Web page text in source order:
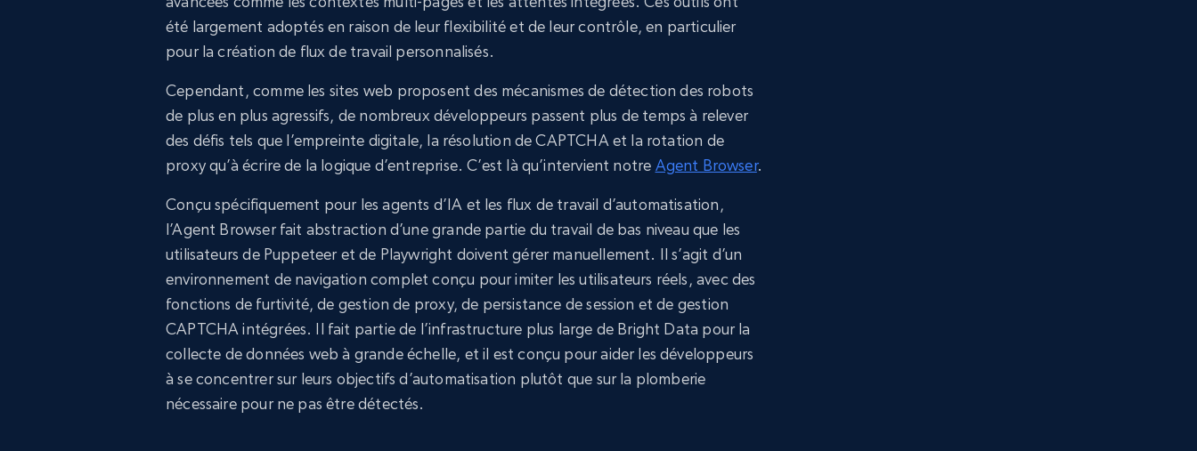
été largement adoptés en raison de leur flexibilité et de leur contrôle, en particulier
pour la création de flux de travail personnalisés.
Cependant, comme les sites web proposent des mécanismes de détection des robots
de plus en plus agressifs, de nombreux développeurs passent plus de temps à relever
des défis tels que l’empreinte digitale, la résolution de CAPTCHA et la rotation de
proxy qu’à écrire de la logique d’entreprise. C’est là qu’intervient notre Agent Browser.
Conçu spécifiquement pour les agents d’IA et les flux de travail d’automatisation,
l’Agent Browser fait abstraction d’une grande partie du travail de bas niveau que les
utilisateurs de Puppeteer et de Playwright doivent gérer manuellement. Il s’agit d’un
environnement de navigation complet conçu pour imiter les utilisateurs réels, avec des
fonctions de furtivité, de gestion de proxy, de persistance de session et de gestion
CAPTCHA intégrées. Il fait partie de l’infrastructure plus large de Bright Data pour la
collecte de données web à grande échelle, et il est conçu pour aider les développeurs
à se concentrer sur leurs objectifs d’automatisation plutôt que sur la plomberie
nécessaire pour ne pas être détectés.